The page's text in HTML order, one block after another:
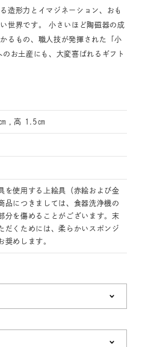
造形力とイマジネーション、おも
世界です。 小さいほど陶磁器の成
るもの、職人技が発揮された「小
お土産にも、大変喜ばれるギフト
, 高 1.5㎝
を使用する上絵具（赤絵および金
品につきましては、食器洗浄機の
分を傷めることがございます。末
だくためには、柔らかいスポンジ
奨めします。